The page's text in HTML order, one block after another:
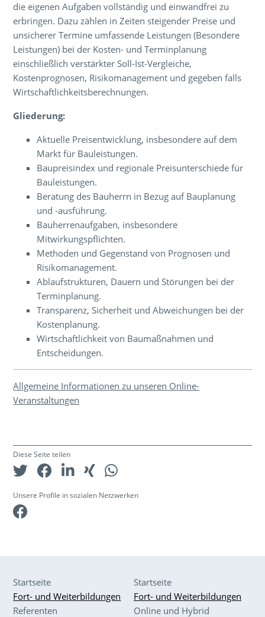
die eigenen Aufgaben vollständig und einwandfrei zu
erbringen. Dazu zählen in Zeiten steigender Preise und
unsicherer Termine umfassende Leistungen (Besondere
Leistungen) bei der Kosten- und Terminplanung
einschließlich verstärkter Soll-Ist-Vergleiche,
Kostenprognosen, Risikomanagement und gegeben falls
Wirtschaftlichkeitsberechnungen.
Gliederung:
Aktuelle Preisentwicklung, insbesondere auf dem
Markt für Bauleistungen.
Baupreisindex und regionale Preisunterschiede für
Bauleistungen.
Beratung des Bauherrn in Bezug auf Bauplanung
und -ausführung.
Bauherrenaufgaben, insbesondere
Mitwirkungspflichten.
Methoden und Gegenstand von Prognosen und
Risikomanagement.
Ablaufstrukturen, Dauern und Störungen bei der
Terminplanung.
Transparenz, Sicherheit und Abweichungen bei der
Kostenplanung.
Wirtschaftlichkeit von Baumaßnahmen und
Entscheidungen.
Allgemeine Informationen zu unseren Online-
Veranstaltungen
Diese Seite teilen
Unsere Profile in sozialen Netzwerken
Startseite
Fort- und Weiterbildungen
Referenten
Startseite
Fort- und Weiterbildungen
Online und Hybrid